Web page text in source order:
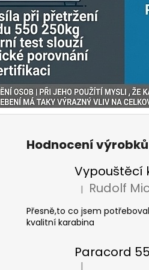
Hodnocení výrobků
Hodnocení
|
Přesně,to co jsem
kvalitní karabina
|